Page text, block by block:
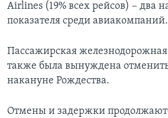
Airlines (19% всех рейсов) – два
показателя среди авиакомпаний.
Пассажирская
также была вынуждена отменить
накануне Рождества.
Отмены и задержки